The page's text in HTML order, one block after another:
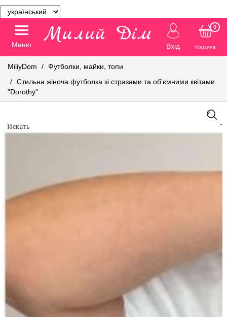
Меню Вхід Корзина
0
MiliyDom
Футболки, майки, топи
Стильна жіноча футболка зі стразами та об'ємними квітами
"Dorothy"